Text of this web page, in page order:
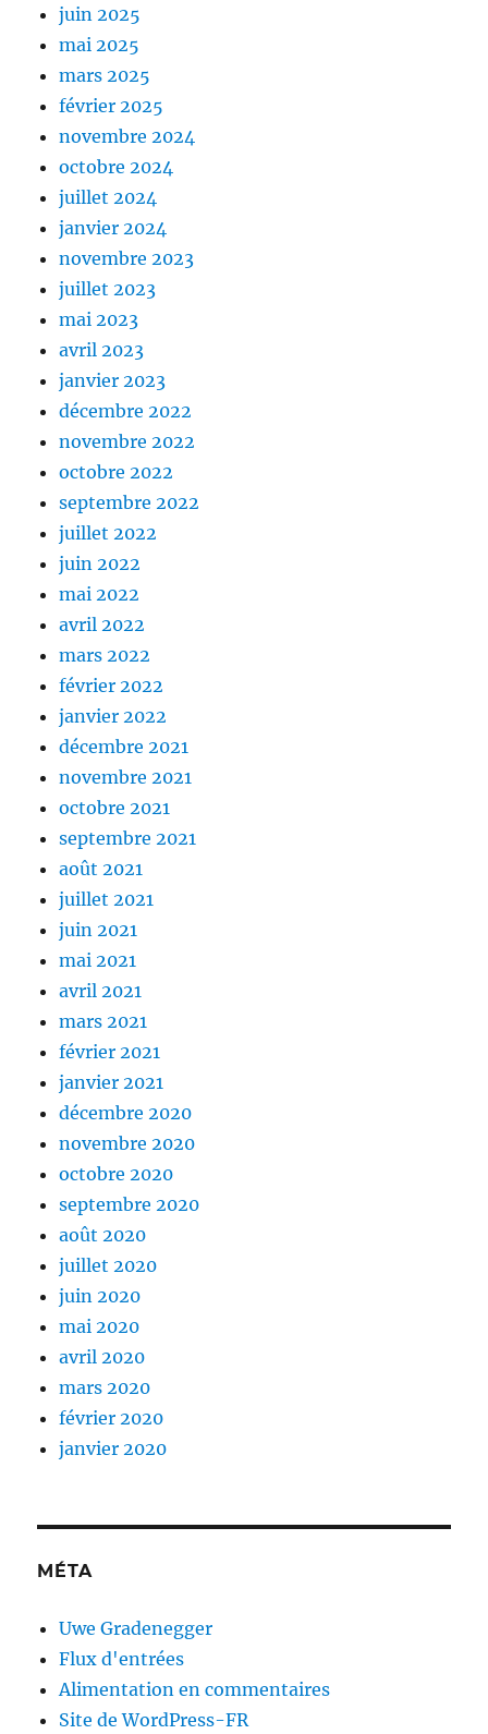
juin 2025
mai 2025
mars 2025
février 2025
novembre 2024
octobre 2024
juillet 2024
janvier 2024
novembre 2023
juillet 2023
mai 2023
avril 2023
janvier 2023
décembre 2022
novembre 2022
octobre 2022
septembre 2022
juillet 2022
juin 2022
mai 2022
avril 2022
mars 2022
février 2022
janvier 2022
décembre 2021
novembre 2021
octobre 2021
septembre 2021
août 2021
juillet 2021
juin 2021
mai 2021
avril 2021
mars 2021
février 2021
janvier 2021
décembre 2020
novembre 2020
octobre 2020
septembre 2020
août 2020
juillet 2020
juin 2020
mai 2020
avril 2020
mars 2020
février 2020
janvier 2020
MÉTA
Uwe Gradenegger
Flux d'entrées
Alimentation en commentaires
Site de WordPress-FR